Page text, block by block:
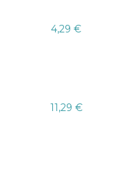
4,29 €
11,29 €